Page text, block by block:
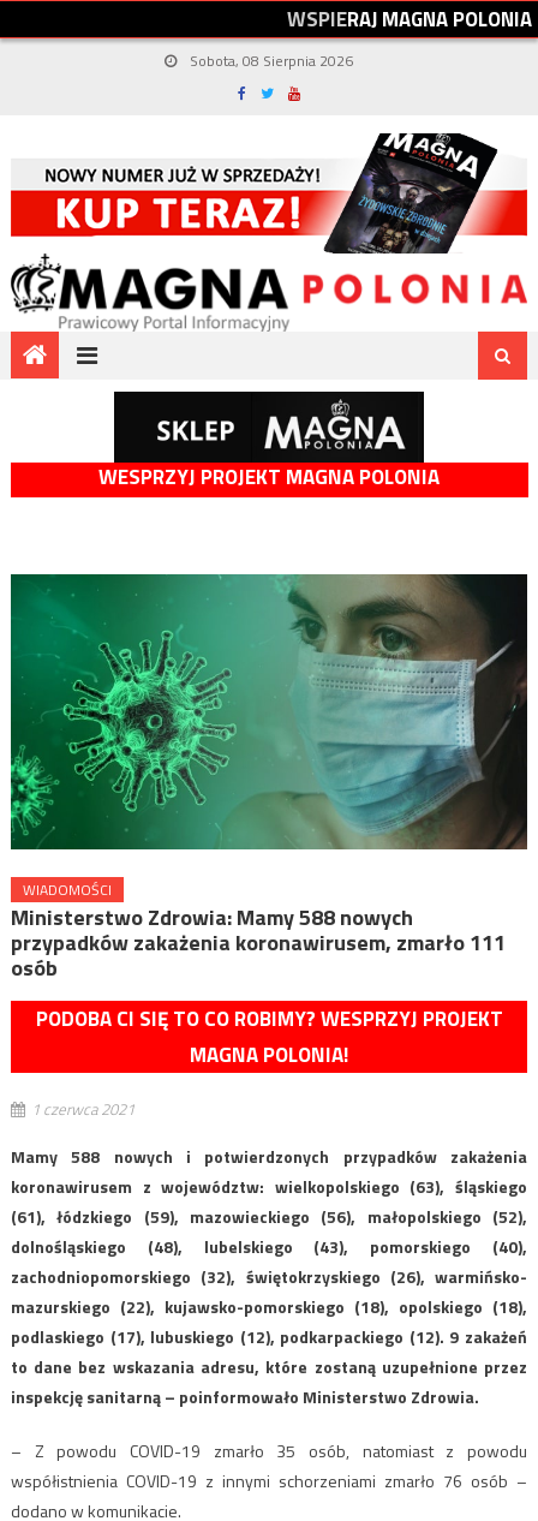
WSPIERAJMAGNAPOLONIA
Sobota, 08 Sierpnia 2026
WESPRZYJ PROJEKT MAGNA POLONIA
WIADOMOŚCI
Ministerstwo Zdrowia: Mamy 588 nowych
przypadków zakażenia koronawirusem, zmarło 111
osób
PODOBA CI SIĘ TO CO ROBIMY? WESPRZYJ PROJEKT
MAGNA POLONIA!
1 czerwca 2021
Mamy 588 nowych i potwierdzonych przypadków zakażenia
koronawirusem z województw: wielkopolskiego (63), śląskiego
(61), łódzkiego (59), mazowieckiego (56), małopolskiego (52),
dolnośląskiego (48), lubelskiego (43), pomorskiego (40),
zachodniopomorskiego (32), świętokrzyskiego (26), warmińsko-
mazurskiego (22), kujawsko-pomorskiego (18), opolskiego (18),
podlaskiego (17), lubuskiego (12), podkarpackiego (12). 9 zakażeń
to dane bez wskazania adresu, które zostaną uzupełnione przez
inspekcję sanitarną – poinformowało Ministerstwo Zdrowia.
– Z powodu COVID-19 zmarło 35 osób, natomiast z powodu
współistnienia COVID-19 z innymi schorzeniami zmarło 76 osób –
dodano w komunikacie.